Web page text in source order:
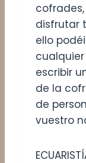
disfrutar
ello
escribir
de la
de
vuestro